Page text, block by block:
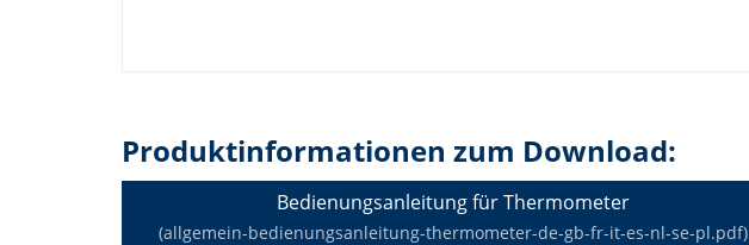
Produktinformationen zum Download:
Bedienungsanleitung für Thermometer
(allgemein-bedienungsanleitung-thermometer-de-gb-fr-it-es-nl-se-pl.pdf)